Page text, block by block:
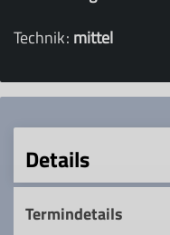
Technik: mittel
Details
Termindetails